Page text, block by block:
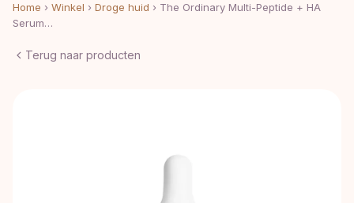
Home › Winkel › Droge huid › The Ordinary Multi-Peptide + HA
Serum…
Terug naar producten